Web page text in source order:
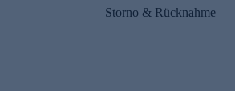
Storno & Rücknahme